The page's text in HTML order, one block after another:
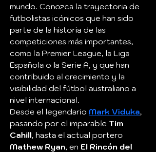
mundo. Conozca la trayectoria de
futbolistas icónicos que han sido
parte de la historia de las
competiciones más importantes,
como la Premier League, la Liga
Española o la Serie A, y que han
contribuido al crecimiento y la
visibilidad del fútbol australiano a
nivel internacional.
Desde el legendario Mark Viduka,
pasando por el imparable Tim
Cahill, hasta el actual portero
Mathew Ryan, en El Rincón del